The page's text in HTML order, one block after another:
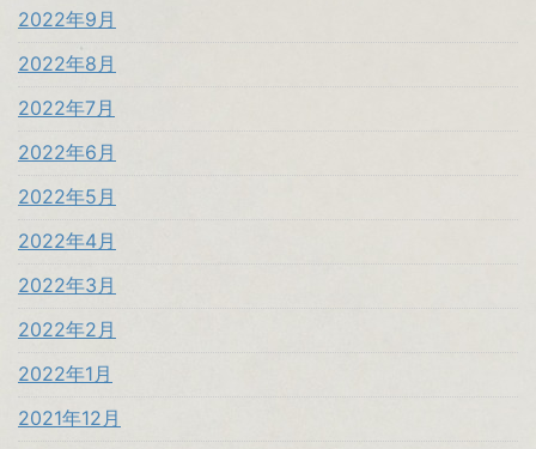
2022年9月
2022年8月
2022年7月
2022年6月
2022年5月
2022年4月
2022年3月
2022年2月
2022年1月
2021年12月